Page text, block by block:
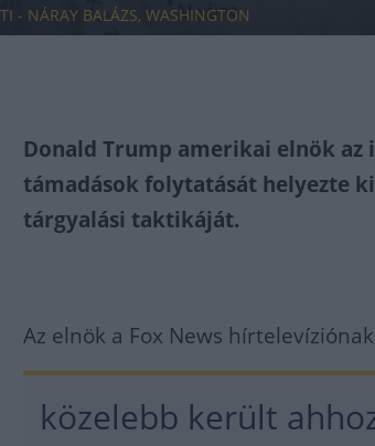
- NÁRAY BALÁZS, WASHINGTON
Donald Trump amerikai elnök
támadások folytatását helyezte
tárgyalási taktikáját.
Az elnök a Fox News
közelebb került